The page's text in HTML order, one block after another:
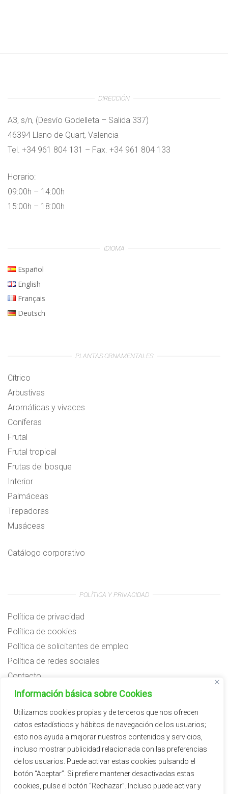
Información básica sobre Cookies
Utilizamos cookies propias y de terceros que nos ofrecen
datos estadísticos y hábitos de navegación de los usuarios;
esto nos ayuda a mejorar nuestros contenidos y servicios,
incluso mostrar publicidad relacionada con las preferencias
de los usuarios. Puede activar estas cookies pulsando el
botón “Aceptar”. Si prefiere mantener desactivadas estas
cookies, pulse el botón “Rechazar”. Incluso puede activar y
DIRECCIÓN
A3, s/n, (Desvío Godelleta – Salida 337)
46394 Llano de Quart, Valencia
Tel. +34 961 804 131 – Fax. +34 961 804 133
Horario:
09:00h – 14:00h
15:00h – 18:00h
IDIOMA
Español
English
Français
Deutsch
PLANTAS ORNAMENTALES
Cítrico
Arbustivas
Aromáticas y vivaces
Coníferas
Frutal
Frutal tropical
Frutas del bosque
Interior
Palmáceas
Trepadoras
Musáceas
Catálogo corporativo
POLÍTICA Y PRIVACIDAD
Política de privacidad
Política de cookies
Política de solicitantes de empleo
Política de redes sociales
Contacto
Preguntas frecuentes
Subvenciones